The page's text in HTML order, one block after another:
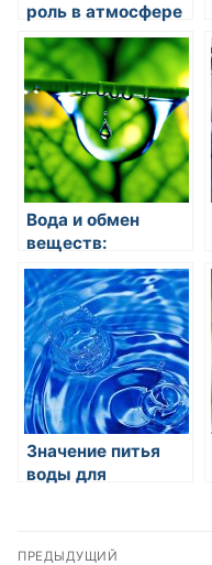
роль в атмосфере
Вода и обмен
веществ:
ключевое
значение для
организма
Значение питья
воды для
Навигация
ПРЕДЫДУЩИЙ